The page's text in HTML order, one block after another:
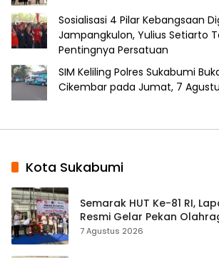
Sosialisasi 4 Pilar Kebangsaan
Jampangkulon, Yulius Setiarto
Pentingnya Persatuan
SIM Keliling Polres Sukabumi
Cikembar pada Jumat, 7
Kota Sukabumi
Semarak HUT Ke-81 RI,
Resmi Gelar Pekan
Tradisional
7 Agustus 2026